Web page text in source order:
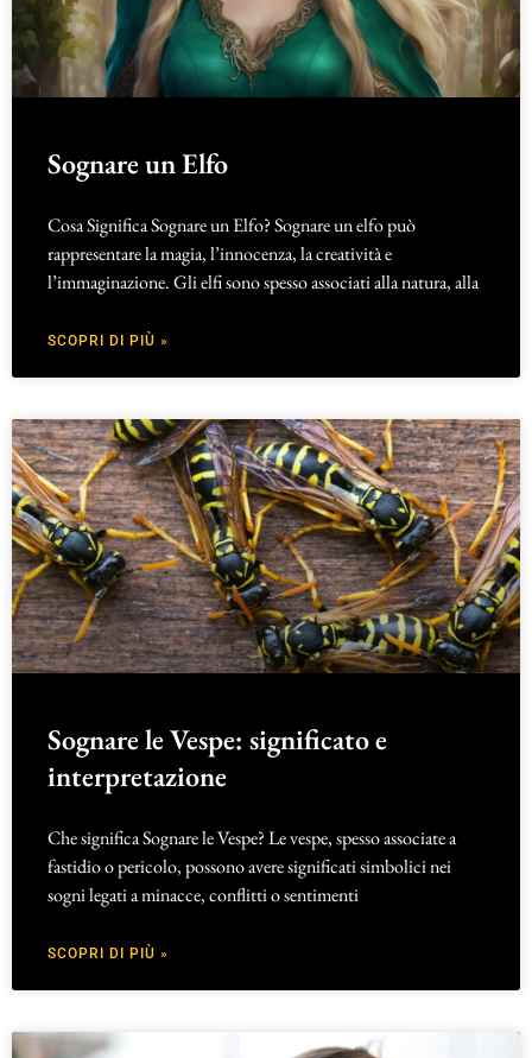
Sognare un Elfo
Cosa Significa Sognare un Elfo? Sognare un elfo può
rappresentare la magia, l’innocenza, la creatività e
l’immaginazione. Gli elfi sono spesso associati alla natura, alla
SCOPRI DI PIÙ »
Sognare le Vespe: significato e
interpretazione
Che significa Sognare le Vespe? Le vespe, spesso associate a
fastidio o pericolo, possono avere significati simbolici nei
sogni legati a minacce, conflitti o sentimenti
SCOPRI DI PIÙ »